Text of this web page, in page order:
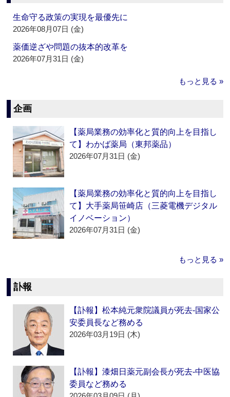
生命守る政策の実現を最優先に
2026年08月07日 (金)
薬価逆ざや問題の抜本的改革を
2026年07月31日 (金)
もっと見る »
企画
【薬局業務の効率化と質的向上を目指し
て】わかば薬局（東邦薬品）
2026年07月31日 (金)
【薬局業務の効率化と質的向上を目指し
て】大手薬局笹崎店（三菱電機デジタル
イノベーション）
2026年07月31日 (金)
もっと見る »
訃報
【訃報】松本純元衆院議員が死去‐国家公
安委員長など務める
2026年03月19日 (木)
【訃報】漆畑日薬元副会長が死去‐中医協
委員など務める